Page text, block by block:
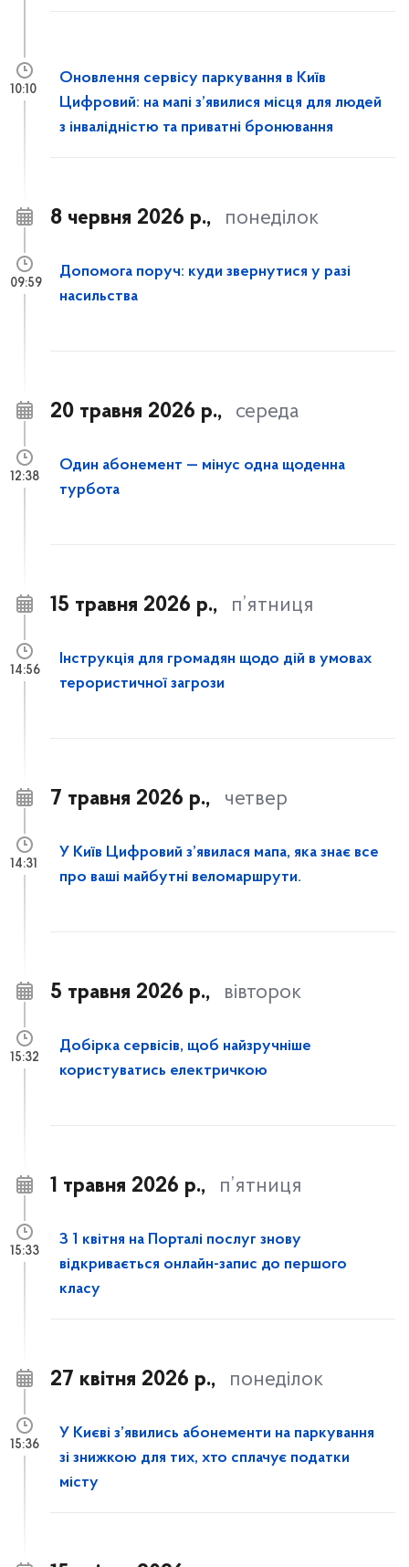
Оновлення сервісу паркування в Київ
Цифровий: на мапі з’явилися місця для людей
з інвалідністю та приватні бронювання
10:10
8 червня 2026 р., понеділок
Допомога поруч: куди звернутися у разі
насильства
09:59
20 травня 2026 р., середа
Один абонемент — мінус одна щоденна
турбота
12:38
15 травня 2026 р., п’ятниця
Інструкція для громадян щодо дій в умовах
терористичної загрози
14:56
7 травня 2026 р., четвер
У Київ Цифровий з’явилася мапа, яка знає все
про ваші майбутні веломаршрути.
14:31
5 травня 2026 р., вівторок
Добірка сервісів, щоб найзручніше
користуватись електричкою
15:32
1 травня 2026 р., п’ятниця
З 1 квітня на Порталі послуг знову
відкривається онлайн-запис до першого
класу
15:33
27 квітня 2026 р., понеділок
У Києві з’явились абонементи на паркування
зі знижкою для тих, хто сплачує податки
місту
15:36